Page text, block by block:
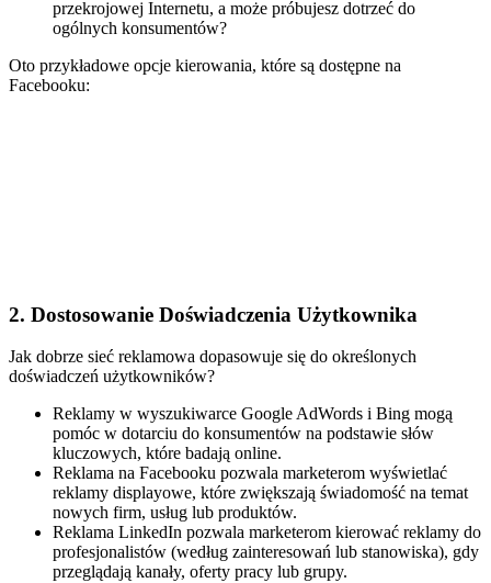
przekrojowej Internetu, a może próbujesz dotrzeć do
ogólnych konsumentów?
Oto przykładowe opcje kierowania, które są dostępne na
Facebooku:
2. Dostosowanie Doświadczenia Użytkownika
Jak dobrze sieć reklamowa dopasowuje się do określonych
doświadczeń użytkowników?
Reklamy w wyszukiwarce Google AdWords i Bing mogą
pomóc w dotarciu do konsumentów na podstawie słów
kluczowych, które badają online.
Reklama na Facebooku pozwala marketerom wyświetlać
reklamy displayowe, które zwiększają świadomość na temat
nowych firm, usług lub produktów.
Reklama LinkedIn pozwala marketerom kierować reklamy do
profesjonalistów (według zainteresowań lub stanowiska), gdy
przeglądają kanały, oferty pracy lub grupy.